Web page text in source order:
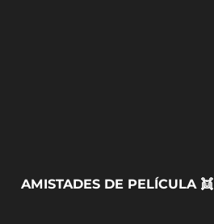
AMISTADES DE PELÍCULA 👯